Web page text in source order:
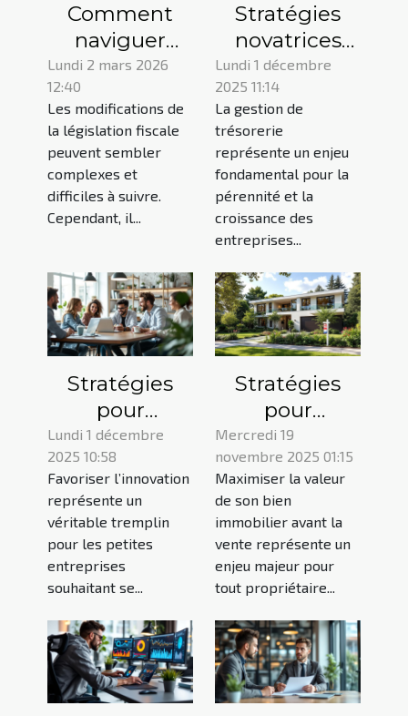
Comment
naviguer
dans les
modifications
récentes de
la législation
fiscale ?
Lundi 2 mars 2026
12:40
Les modifications de
la législation fiscale
peuvent sembler
complexes et
difficiles à suivre.
Cependant, il...
Stratégies
novatrices
pour
optimiser la
gestion de
trésorerie en
entreprise
Lundi 1 décembre
2025 11:14
La gestion de
trésorerie
représente un enjeu
fondamental pour la
pérennité et la
croissance des
entreprises...
Stratégies
pour
dynamiser
l'innovation
dans les
petites
entreprises
Lundi 1 décembre
2025 10:58
Favoriser l’innovation
représente un
véritable tremplin
pour les petites
entreprises
souhaitant se...
Stratégies
pour
maximiser la
valeur de
votre bien
immobilier
avant la vente
Mercredi 19
novembre 2025 01:15
Maximiser la valeur
de son bien
immobilier avant la
vente représente un
enjeu majeur pour
tout propriétaire...